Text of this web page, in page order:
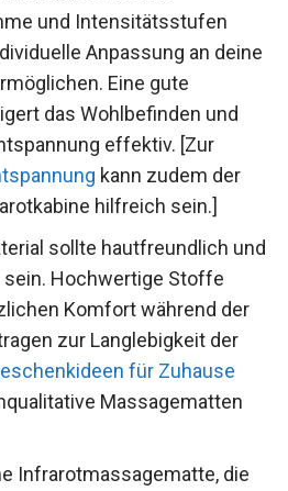
und Intensitätsstufen
Anpassung an deine
Eine gute
das Wohlbefinden und
effektiv. [Zur
kann zudem der
hilfreich sein.]
sollte hautfreundlich und
Hochwertige Stoffe
Komfort während der
zur Langlebigkeit der
für Zuhause
Massagematten
Infrarotmassagematte, die